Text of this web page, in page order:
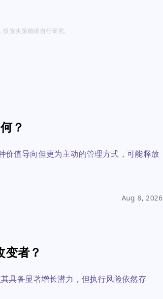
资决策前请自行研究。
？
价值导向但更为主动的管理方式，可能释放
Aug 8, 2026
者？
具备显著增长潜力，但执行风险依然存